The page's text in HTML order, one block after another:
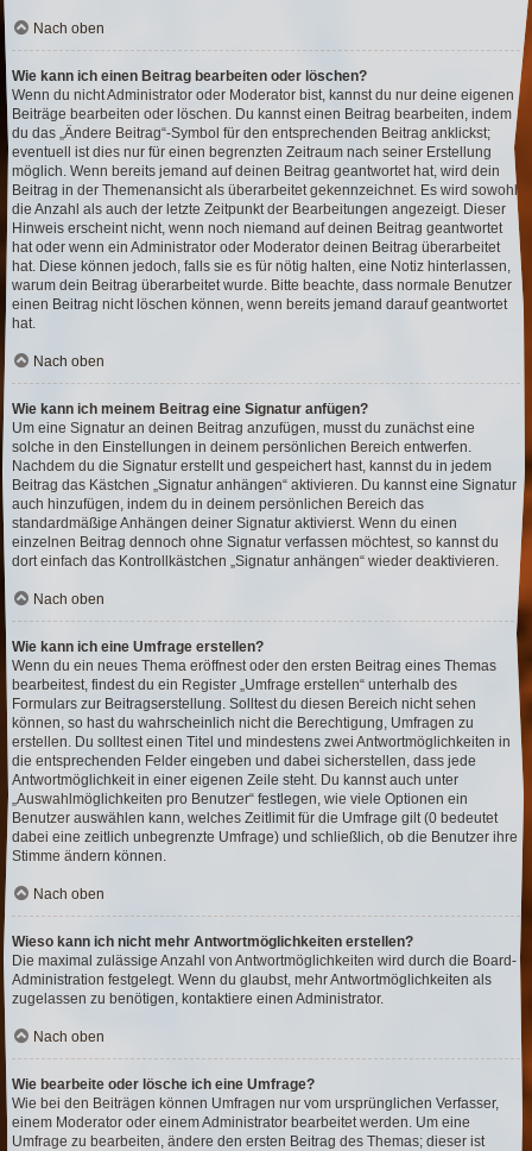
Nach oben
Wie kann ich einen Beitrag bearbeiten oder löschen?
Wenn du nicht Administrator oder Moderator bist, kannst du nur deine eigenen
Beiträge bearbeiten oder löschen. Du kannst einen Beitrag bearbeiten, indem
du das „Ändere Beitrag“-Symbol für den entsprechenden Beitrag anklickst;
eventuell ist dies nur für einen begrenzten Zeitraum nach seiner Erstellung
möglich. Wenn bereits jemand auf deinen Beitrag geantwortet hat, wird dein
Beitrag in der Themenansicht als überarbeitet gekennzeichnet. Es wird sowohl
die Anzahl als auch der letzte Zeitpunkt der Bearbeitungen angezeigt. Dieser
Hinweis erscheint nicht, wenn noch niemand auf deinen Beitrag geantwortet
hat oder wenn ein Administrator oder Moderator deinen Beitrag überarbeitet
hat. Diese können jedoch, falls sie es für nötig halten, eine Notiz hinterlassen,
warum dein Beitrag überarbeitet wurde. Bitte beachte, dass normale Benutzer
einen Beitrag nicht löschen können, wenn bereits jemand darauf geantwortet
hat.
Nach oben
Wie kann ich meinem Beitrag eine Signatur anfügen?
Um eine Signatur an deinen Beitrag anzufügen, musst du zunächst eine
solche in den Einstellungen in deinem persönlichen Bereich entwerfen.
Nachdem du die Signatur erstellt und gespeichert hast, kannst du in jedem
Beitrag das Kästchen „Signatur anhängen“ aktivieren. Du kannst eine Signatur
auch hinzufügen, indem du in deinem persönlichen Bereich das
standardmäßige Anhängen deiner Signatur aktivierst. Wenn du einen
einzelnen Beitrag dennoch ohne Signatur verfassen möchtest, so kannst du
dort einfach das Kontrollkästchen „Signatur anhängen“ wieder deaktivieren.
Nach oben
Wie kann ich eine Umfrage erstellen?
Wenn du ein neues Thema eröffnest oder den ersten Beitrag eines Themas
bearbeitest, findest du ein Register „Umfrage erstellen“ unterhalb des
Formulars zur Beitragserstellung. Solltest du diesen Bereich nicht sehen
können, so hast du wahrscheinlich nicht die Berechtigung, Umfragen zu
erstellen. Du solltest einen Titel und mindestens zwei Antwortmöglichkeiten in
die entsprechenden Felder eingeben und dabei sicherstellen, dass jede
Antwortmöglichkeit in einer eigenen Zeile steht. Du kannst auch unter
„Auswahlmöglichkeiten pro Benutzer“ festlegen, wie viele Optionen ein
Benutzer auswählen kann, welches Zeitlimit für die Umfrage gilt (0 bedeutet
dabei eine zeitlich unbegrenzte Umfrage) und schließlich, ob die Benutzer ihre
Stimme ändern können.
Nach oben
Wieso kann ich nicht mehr Antwortmöglichkeiten erstellen?
Die maximal zulässige Anzahl von Antwortmöglichkeiten wird durch die Board-
Administration festgelegt. Wenn du glaubst, mehr Antwortmöglichkeiten als
zugelassen zu benötigen, kontaktiere einen Administrator.
Nach oben
Wie bearbeite oder lösche ich eine Umfrage?
Wie bei den Beiträgen können Umfragen nur vom ursprünglichen Verfasser,
einem Moderator oder einem Administrator bearbeitet werden. Um eine
Umfrage zu bearbeiten, ändere den ersten Beitrag des Themas; dieser ist